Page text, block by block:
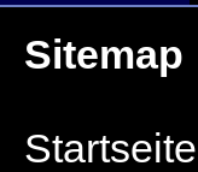
Sitemap
Startseite